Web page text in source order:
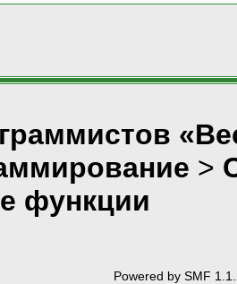
>
функции
Powered by SMF